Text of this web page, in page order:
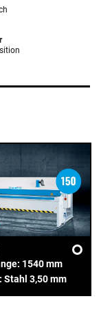
1540 mm
Stahl 3,50 mm